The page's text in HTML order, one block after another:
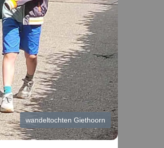
wandeltochten Giethoorn